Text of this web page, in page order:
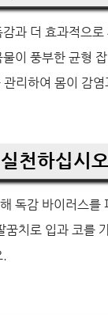
과 더 효과적으
이 풍부한 균형
리하여 몸이 감
천하십시
독감 바이러스
꿈치로 입과 코를
.